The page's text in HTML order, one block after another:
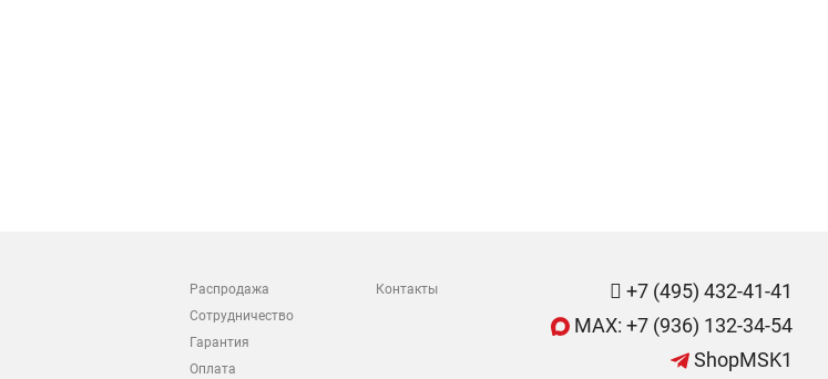
Распродажа
Сотрудничество
Гарантия
Оплата
Контакты
+7 (495) 432-41-41
MAX: +7 (936) 132-34-54
ShopMSK1